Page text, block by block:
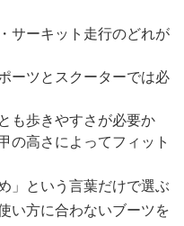
サーキット走行のどれが
ーツとスクーターでは必
も歩きやすさが必要か
の高さによってフィット
」という言葉だけで選ぶ
い方に合わないブーツを